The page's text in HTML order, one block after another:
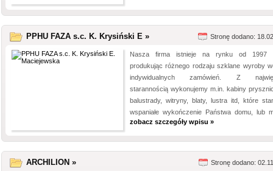
PPHU FAZA s.c. K. Krysiński E » Stronę dodano:
Nasza firma istnieje na rynku od 1997
produkując różnego rodzaju szklane wyroby
indywidualnych zamówień. Z
starannością wykonujemy m.in. kabiny
balustrady, witryny, blaty, lustra itd, które
wspaniałe wykończenie Państwa domu, lub
zobacz szczegóły wpisu »
ARCHILION » Stronę dodano: